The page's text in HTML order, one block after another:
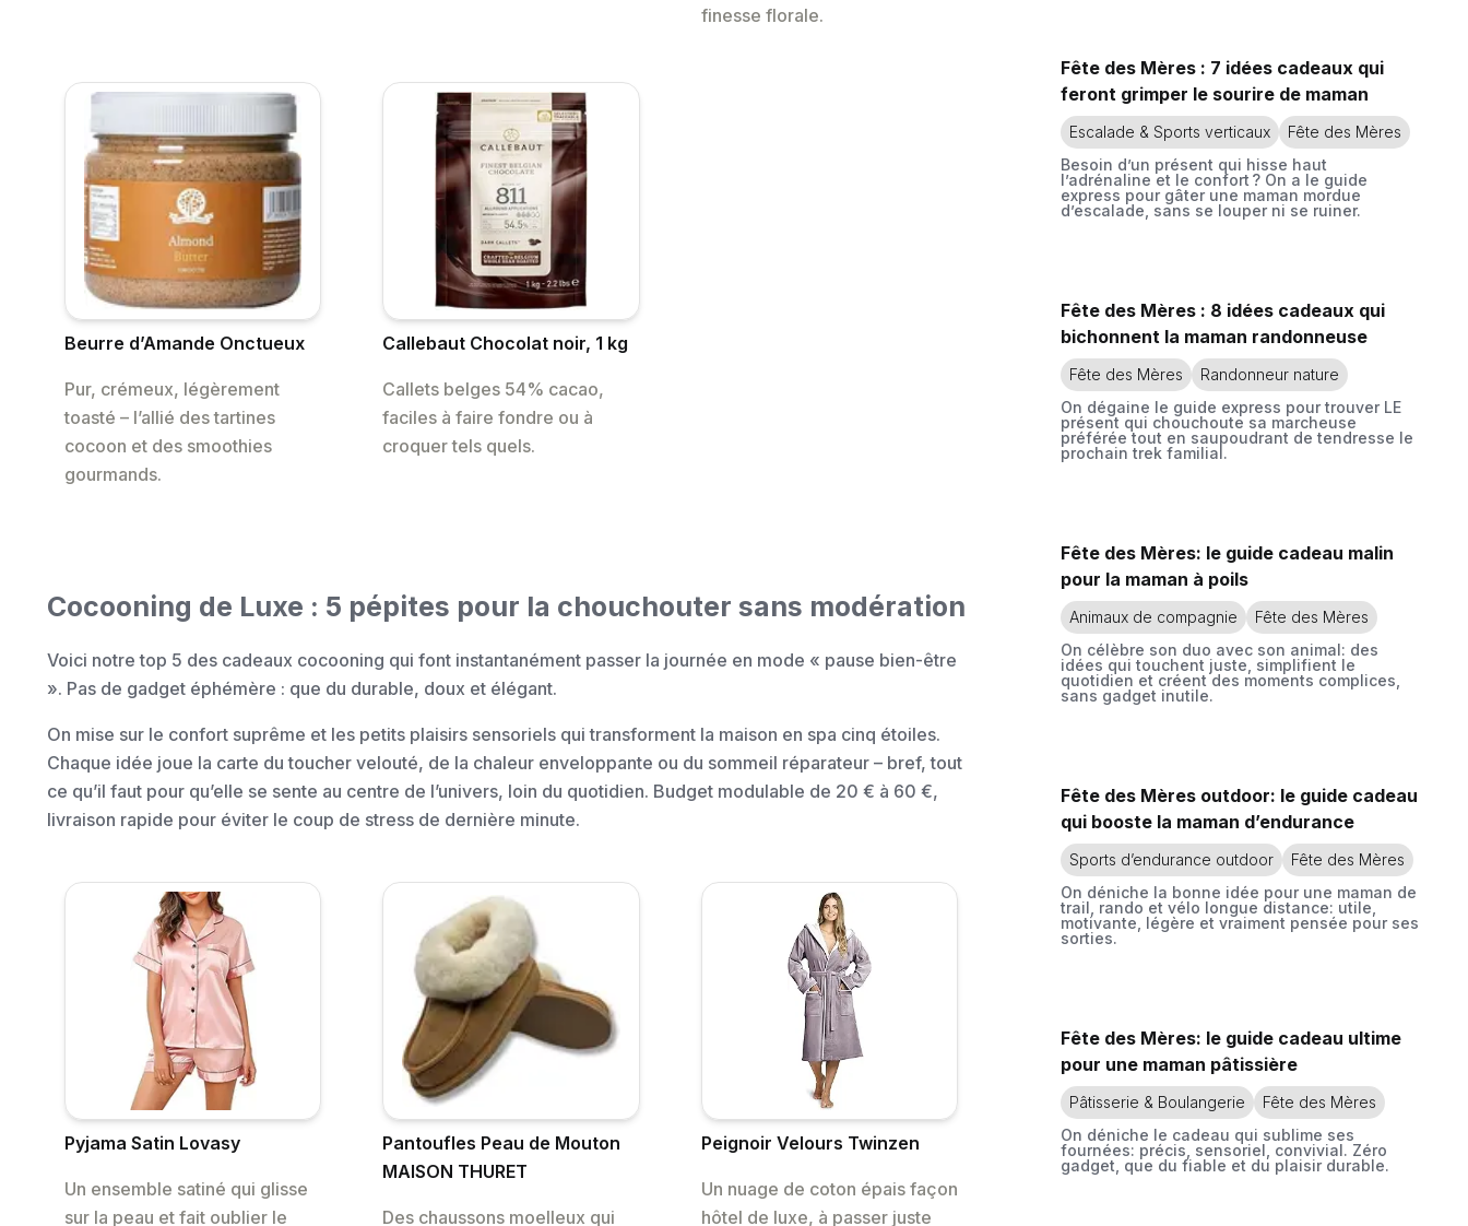
finesse florale.
Beurre d’Amande Onctueux
Pur, crémeux, légèrement
toasté – l’allié des tartines
cocoon et des smoothies
gourmands.
Callebaut Chocolat noir, 1 kg
Callets belges 54% cacao,
faciles à faire fondre ou à
croquer tels quels.
Cocooning de Luxe : 5 pépites pour la chouchouter sans modération
Voici notre top 5 des cadeaux cocooning qui font instantanément passer la journée en mode « pause bien-être
». Pas de gadget éphémère : que du durable, doux et élégant.
On mise sur le confort suprême et les petits plaisirs sensoriels qui transforment la maison en spa cinq étoiles.
Chaque idée joue la carte du toucher velouté, de la chaleur enveloppante ou du sommeil réparateur – bref, tout
ce qu’il faut pour qu’elle se sente au centre de l’univers, loin du quotidien. Budget modulable de 20 € à 60 €,
livraison rapide pour éviter le coup de stress de dernière minute.
Pyjama Satin Lovasy
Un ensemble satiné qui glisse
sur la peau et fait oublier le
Pantoufles Peau de Mouton
MAISON THURET
Des chaussons moelleux qui
Peignoir Velours Twinzen
Un nuage de coton épais façon
hôtel de luxe, à passer juste
Fête des Mères : 7 idées cadeaux qui
feront grimper le sourire de maman
Escalade & Sports verticaux
Fête des Mères
Besoin d’un présent qui hisse haut
l’adrénaline et le confort ? On a le guide
express pour gâter une maman mordue
d’escalade, sans se louper ni se ruiner.
Fête des Mères : 8 idées cadeaux qui
bichonnent la maman randonneuse
Fête des Mères
Randonneur nature
On dégaine le guide express pour trouver LE
présent qui chouchoute sa marcheuse
préférée tout en saupoudrant de tendresse le
prochain trek familial.
Fête des Mères: le guide cadeau malin
pour la maman à poils
Animaux de compagnie
Fête des Mères
On célèbre son duo avec son animal: des
idées qui touchent juste, simplifient le
quotidien et créent des moments complices,
sans gadget inutile.
Fête des Mères outdoor: le guide cadeau
qui booste la maman d’endurance
Sports d’endurance outdoor
Fête des Mères
On déniche la bonne idée pour une maman de
trail, rando et vélo longue distance: utile,
motivante, légère et vraiment pensée pour ses
sorties.
Fête des Mères: le guide cadeau ultime
pour une maman pâtissière
Pâtisserie & Boulangerie
Fête des Mères
On déniche le cadeau qui sublime ses
fournées: précis, sensoriel, convivial. Zéro
gadget, que du fiable et du plaisir durable.